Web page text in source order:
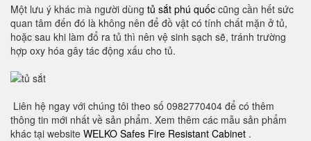
Một lưu ý khác mà người dùng tủ sắt phú quốc cũng cần hết sức
quan tâm đến đó là không nên để đồ vật có tính chất mặn ở tủ,
hoặc sau khi làm đổ ra tủ thì nên vệ sinh sạch sẽ, tránh trường
hợp oxy hóa gây tác động xấu cho tủ.
Liên hệ ngay với chúng tôi theo số 0982770404 để có thêm
thông tin mới nhất về sản phẩm. Xem thêm các mẫu sản phẩm
khác tại website WELKO Safes Fire Resistant Cabinet .